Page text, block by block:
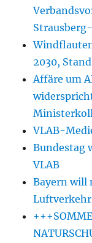
2030,
Affäre um
VLAB-
Bundestag
VLAB
Bayern will